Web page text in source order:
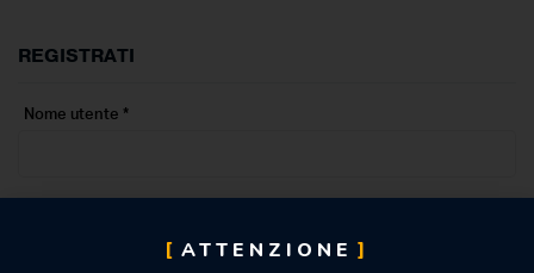
REGISTRATI
Nome utente *
ATTENZIONE